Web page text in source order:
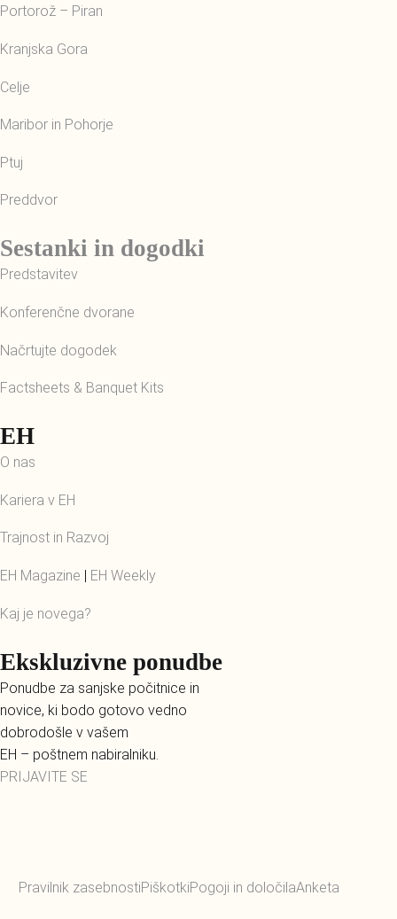
Portorož – Piran
Kranjska Gora
Celje
Maribor in Pohorje
Ptuj
Preddvor
Sestanki in dogodki
Predstavitev
Konferenčne dvorane
Načrtujte dogodek
Factsheets & Banquet Kits
EH
O nas
Kariera v EH
Trajnost in Razvoj
EH Magazine | EH Weekly
Kaj je novega?
Ekskluzivne ponudbe
Ponudbe za sanjske počitnice in
novice, ki bodo gotovo vedno
dobrodošle v vašem
EH – poštnem nabiralniku.
PRIJAVITE SE
Pravilnik zasebnostiPiškotkiPogoji in določilaAnketa